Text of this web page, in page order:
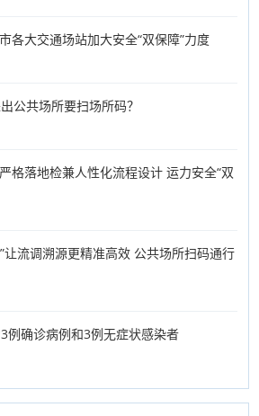
各大交通场站加大安全“双保障”力度
公共场所要扫场所码？
格落地检兼人性化流程设计 运力安全“双
让流调溯源更精准高效 公共场所扫码通行
例确诊病例和3例无症状感染者